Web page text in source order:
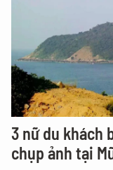
3 nữ du khách
chụp ảnh tại